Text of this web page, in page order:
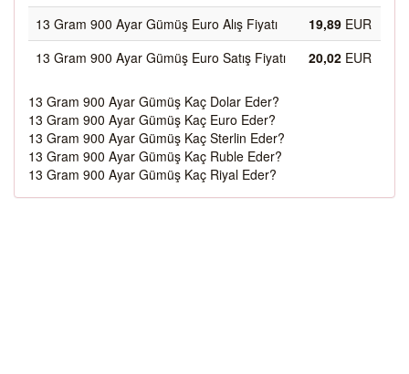
13 Gram 900 Ayar Gümüş Euro Alış Fiyatı
19,89 EUR
13 Gram 900 Ayar Gümüş Euro Satış Fiyatı
20,02 EUR
13 Gram 900 Ayar Gümüş Kaç Dolar Eder?
13 Gram 900 Ayar Gümüş Kaç Euro Eder?
13 Gram 900 Ayar Gümüş Kaç Sterlin Eder?
13 Gram 900 Ayar Gümüş Kaç Ruble Eder?
13 Gram 900 Ayar Gümüş Kaç Riyal Eder?